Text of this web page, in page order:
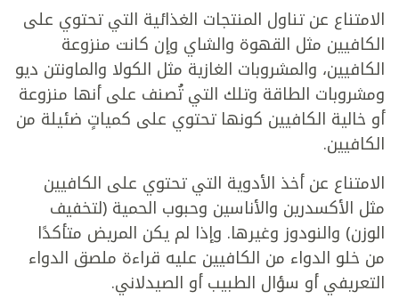
الامتناع عن تناول المنتجات الغذائية التي تحتوي على
الكافيين مثل القهوة والشاي وإن كانت منزوعة
الكافيين، والمشروبات الغازية مثل الكولا والماونتن ديو
ومشروبات الطاقة وتلك التي تُصنف على أنها منزوعة
أو خالية الكافيين كونها تحتوي على كمياتٍ ضئيلة من
الكافيين.
الامتناع عن أخذ الأدوية التي تحتوي على الكافيين
مثل الأكسدرين والأناسين وحبوب الحمية (لتخفيف
الوزن) والنودوز وغيرها. وإذا لم يكن المريض متأكدًا
من خلو الدواء من الكافيين عليه قراءة ملصق الدواء
التعريفي أو سؤال الطبيب أو الصيدلاني.